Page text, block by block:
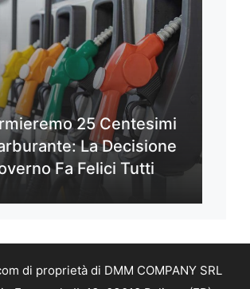
25 Centesimi
La Decisione
Fa Felici Tutti
di proprietà di DMM COMPANY SRL